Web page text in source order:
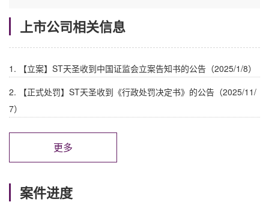
上市公司相关信息
1. 【立案】ST天圣收到中国证监会立案告知书的公告（2025/1/8）
2. 【正式处罚】ST天圣收到《行政处罚决定书》的公告（2025/11/
7）
更多
案件进度